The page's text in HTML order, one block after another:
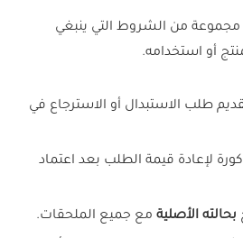
من الشروط التي ينبغي
أو استخدامه.
طلب الاستبدال أو الاسترجاع في
لإعادة قيمة الطلب بعد اعتماد
بحالته الأصلية مع جميع الملحقات.